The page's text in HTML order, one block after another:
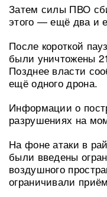
Затем силы ПВО
этого — ещё два и
После короткой
были уничтожены
Позднее власти
ещё одного дрона.
Информации о
разрушениях на
На фоне атаки в
были введены
воздушного
ограничивали